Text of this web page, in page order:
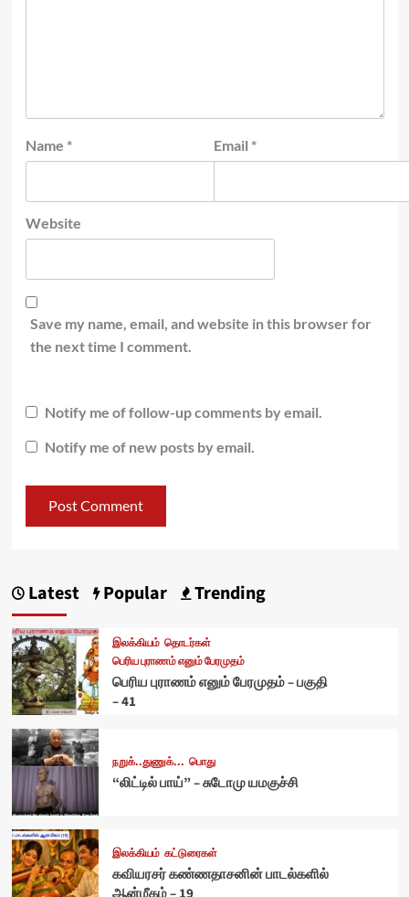
Name * Email *
Website
Save my name, email, and website in this browser for
the next time I comment.
Notify me of follow-up comments by email.
Notify me of new posts by email.
Latest Popular Trending
இலக்கியம் தொடர்கள்
பெரிய புராணம் எனும் பேரமுதம்
பெரிய புராணம் எனும் பேரமுதம் – பகுதி
– 41
நறுக்..துணுக்... பொது
“லிட்டில் பாய்” – சுடோமு யமகுச்சி
இலக்கியம் கட்டுரைகள்
கவியரசர் கண்ணதாசனின் பாடல்களில்